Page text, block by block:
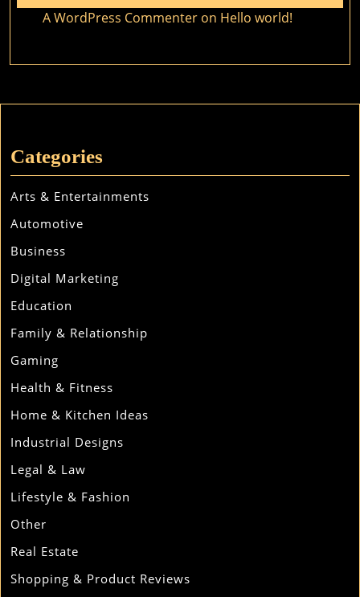
A WordPress Commenter on Hello world!
Categories
Arts & Entertainments
Automotive
Business
Digital Marketing
Education
Family & Relationship
Gaming
Health & Fitness
Home & Kitchen Ideas
Industrial Designs
Legal & Law
Lifestyle & Fashion
Other
Real Estate
Shopping & Product Reviews